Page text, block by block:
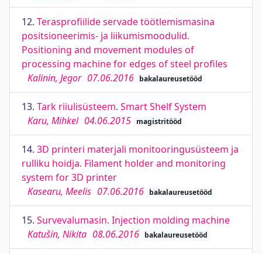
12. Terasprofiilide servade töötlemismasina
positsioneerimis- ja liikumismoodulid.
Positioning and movement modules of
processing machine for edges of steel profiles
Kalinin, Jegor 07.06.2016 bakalaureusetööd
13. Tark riiulisüsteem. Smart Shelf System
Karu, Mihkel 04.06.2015 magistritööd
14. 3D printeri materjali monitooringusüsteem ja
rulliku hoidja. Filament holder and monitoring
system for 3D printer
Kasearu, Meelis 07.06.2016 bakalaureusetööd
15. Survevalumasin. Injection molding machine
Katušin, Nikita 08.06.2016 bakalaureusetööd